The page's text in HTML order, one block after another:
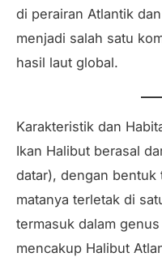
di perairan Atlantik
menjadi salah satu
hasil laut global.
Karakteristik dan
Ikan Halibut berasal
datar), dengan
matanya terletak di
termasuk dalam genus
mencakup Halibut